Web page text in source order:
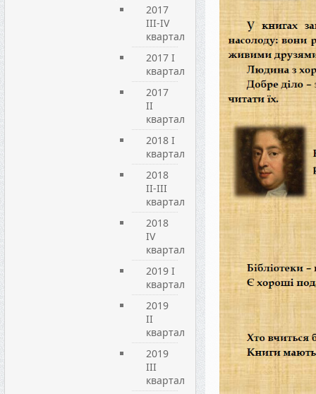
2017
III-IV
квартал
2017 I
квартал
2017
II
квартал
2018 I
квартал
2018
II-III
квартал
2018
IV
квартал
2019 I
квартал
2019
ІI
квартал
2019
ІIІ
квартал